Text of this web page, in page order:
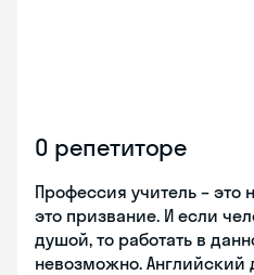
О репетиторе
Профессия учитель – это
это призвание. И если
душой, то работать в
невозможно. Английский